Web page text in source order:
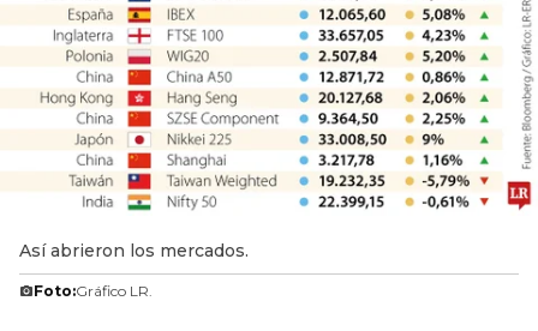
Así abrieron los mercados.
Foto:Gráfico LR.